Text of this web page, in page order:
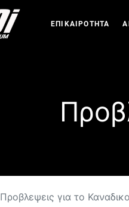
ΕΠΙΚΑΙΡΟΤΗΤΑ
Προβλεψεις για το